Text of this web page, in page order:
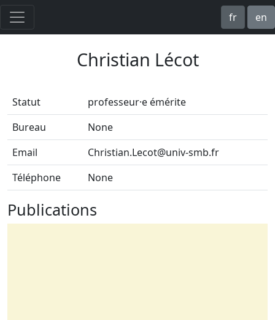
fr en
Christian Lécot
Statut
professeur·e émérite
Bureau
None
Email
Christian.Lecot@univ-smb.fr
Téléphone
None
Publications